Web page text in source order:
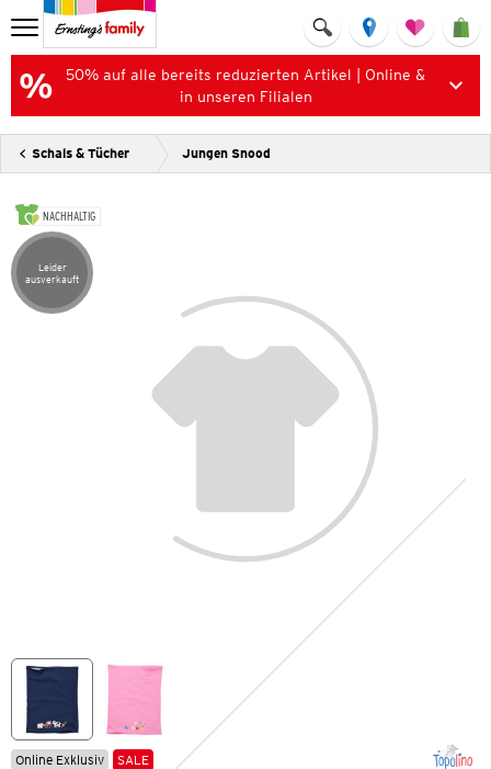
50% auf alle bereits reduzierten Artikel | Online &
in unseren Filialen
Schals & Tücher Jungen Snood
NACHHALTIG
Artikel leider ausverkauft
Leider
ausverkauft
Online Exklusiv SALE